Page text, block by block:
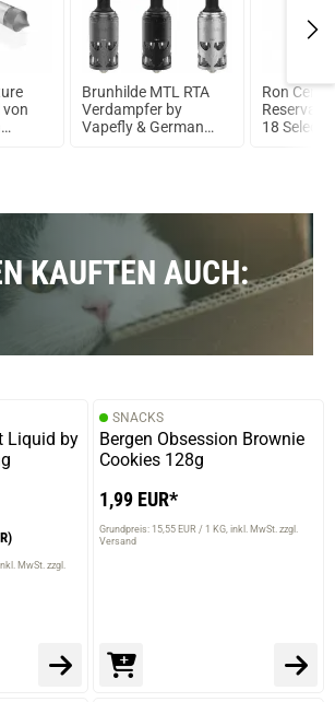
von
Brunhilde MTL RTA
Verdampfer by
Vapefly & German
Ron
Reserva
18
KAUFTEN AUCH:
Liquid by
MwSt. zzgl.
SNACKS
Bergen Obsession Brownie
Cookies 128g
1,99 EUR*
Grundpreis: 15,55 EUR / 1 KG inkl. MwSt. zzgl.
Versand